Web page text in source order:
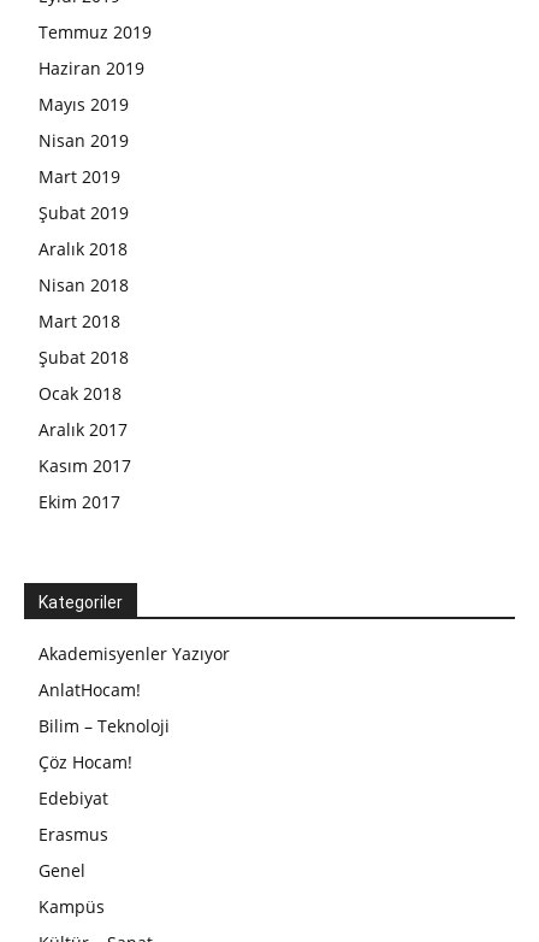
Temmuz 2019
Haziran 2019
Mayıs 2019
Nisan 2019
Mart 2019
Şubat 2019
Aralık 2018
Nisan 2018
Mart 2018
Şubat 2018
Ocak 2018
Aralık 2017
Kasım 2017
Ekim 2017
Kategoriler
Akademisyenler Yazıyor
AnlatHocam!
Bilim – Teknoloji
Çöz Hocam!
Edebiyat
Erasmus
Genel
Kampüs